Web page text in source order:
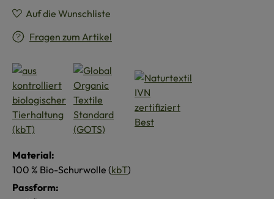
Auf die Wunschliste
Fragen zum Artikel
Material:
100 % Bio-Schurwolle (kbT)
Passform: